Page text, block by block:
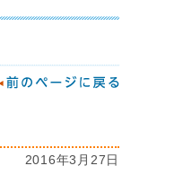
2016年3月27日